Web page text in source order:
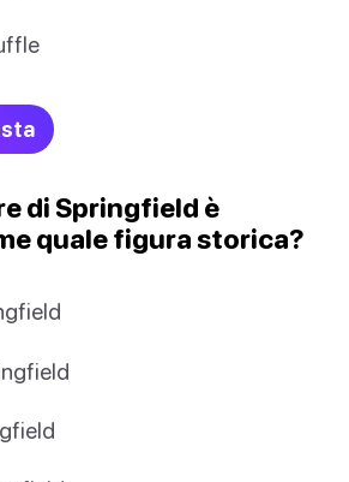
di Springfield è
quale figura storica?